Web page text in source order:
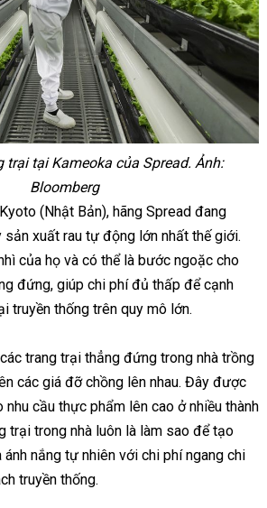
trại tại Kameoka của Spread. Ảnh:
Bloomberg
(Nhật Bản), hãng Spread đang
sản xuất rau tự động lớn nhất thế giới.
của họ và có thể là bước ngoặc cho
đứng, giúp chi phí đủ thấp để cạnh
truyền thống trên quy mô lớn.
trang trại thẳng đứng trong nhà trồng
các giá đỡ chồng lên nhau. Đây được
cầu thực phẩm lên cao ở nhiều thành
trại trong nhà luôn là làm sao để tạo
nắng tự nhiên với chi phí ngang chi
truyền thống.